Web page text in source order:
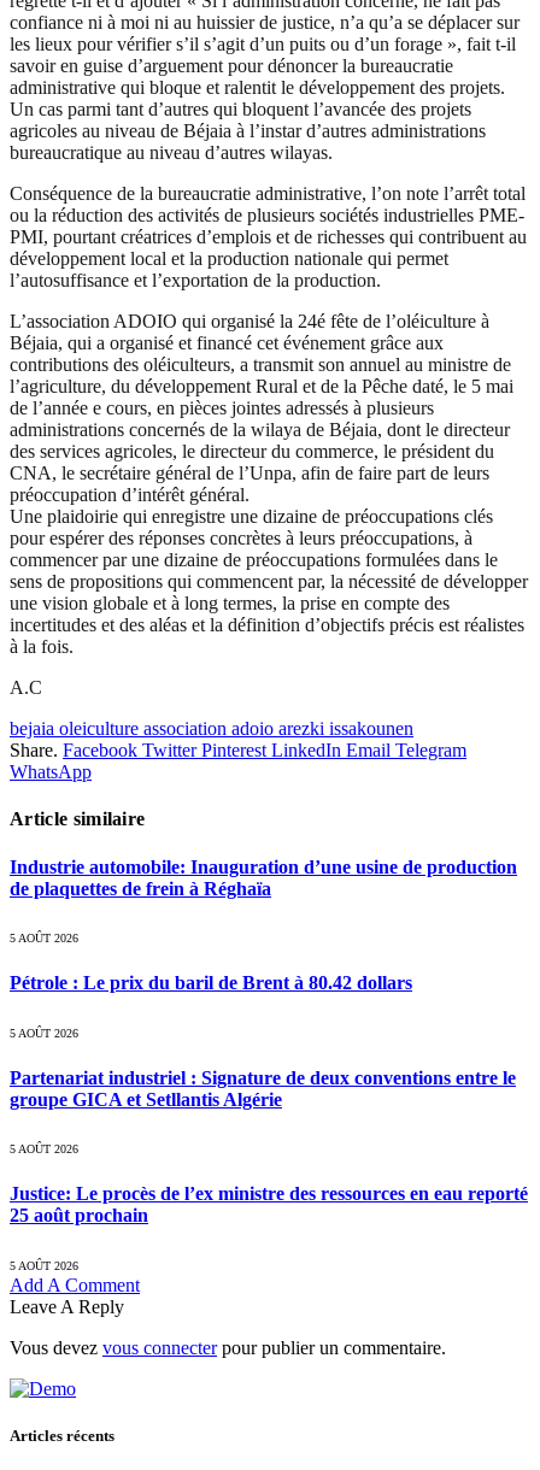
confiance ni à moi ni au huissier de justice, n’a qu’a se déplacer sur
les lieux pour vérifier s’il s’agit d’un puits ou d’un forage », fait t-il
savoir en guise d’arguement pour dénoncer la bureaucratie
administrative qui bloque et ralentit le développement des projets.
Un cas parmi tant d’autres qui bloquent l’avancée des projets
agricoles au niveau de Béjaia à l’instar d’autres administrations
bureaucratique au niveau d’autres wilayas.
Conséquence de la bureaucratie administrative, l’on note l’arrêt total
ou la réduction des activités de plusieurs sociétés industrielles PME-
PMI, pourtant créatrices d’emplois et de richesses qui contribuent au
développement local et la production nationale qui permet
l’autosuffisance et l’exportation de la production.
L’association ADOIO qui organisé la 24é fête de l’oléiculture à
Béjaia, qui a organisé et financé cet événement grâce aux
contributions des oléiculteurs, a transmit son annuel au ministre de
l’agriculture, du développement Rural et de la Pêche daté, le 5 mai
de l’année e cours, en pièces jointes adressés à plusieurs
administrations concernés de la wilaya de Béjaia, dont le directeur
des services agricoles, le directeur du commerce, le président du
CNA, le secrétaire général de l’Unpa, afin de faire part de leurs
préoccupation d’intérêt général.
Une plaidoirie qui enregistre une dizaine de préoccupations clés
pour espérer des réponses concrètes à leurs préoccupations, à
commencer par une dizaine de préoccupations formulées dans le
sens de propositions qui commencent par, la nécessité de développer
une vision globale et à long termes, la prise en compte des
incertitudes et des aléas et la définition d’objectifs précis est réalistes
à la fois.
A.C
bejaia oleiculture association adoio arezki issakounen
Share. Facebook Twitter Pinterest LinkedIn Email Telegram
WhatsApp
Article similaire
Industrie automobile: Inauguration d’une usine de production
de plaquettes de frein à Réghaïa
5 AOÛT 2026
Pétrole : Le prix du baril de Brent à 80.42 dollars
5 AOÛT 2026
Partenariat industriel : Signature de deux conventions entre le
groupe GICA et Setllantis Algérie
5 AOÛT 2026
Justice: Le procès de l’ex ministre des ressources en eau reporté
25 août prochain
5 AOÛT 2026
Add A Comment
Leave A Reply
Vous devez vous connecterpour publier un commentaire.
Articles récents